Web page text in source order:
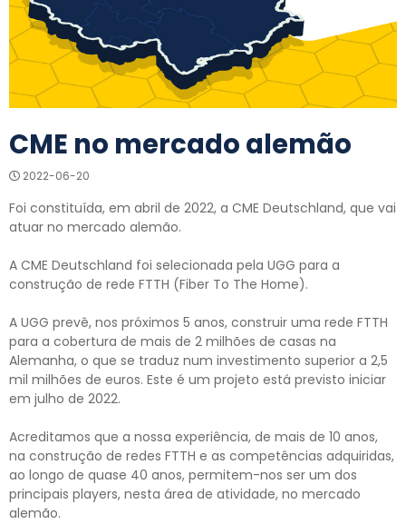
CME no mercado alemão
2022-06-20
Foi constituída, em abril de 2022, a CME Deutschland, que vai
atuar no mercado alemão.
A CME Deutschland foi selecionada pela UGG para a
construção de rede FTTH (Fiber To The Home).
A UGG prevê, nos próximos 5 anos, construir uma rede FTTH
para a cobertura de mais de 2 milhões de casas na
Alemanha, o que se traduz num investimento superior a 2,5
mil milhões de euros. Este é um projeto está previsto iniciar
em julho de 2022.
Acreditamos que a nossa experiência, de mais de 10 anos,
na construção de redes FTTH e as competências adquiridas,
ao longo de quase 40 anos, permitem-nos ser um dos
principais players, nesta área de atividade, no mercado
alemão.